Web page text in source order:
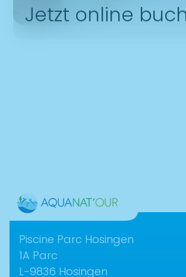
Jetzt online
Contact
Piscine Parc Hosingen
1A Parc­
L-9836 ­Hosingen